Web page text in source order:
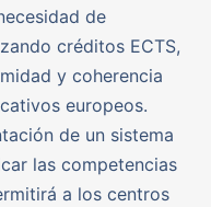
de
créditos ECTS,
y coherencia
europeos.
de un sistema
las competencias
a los centros